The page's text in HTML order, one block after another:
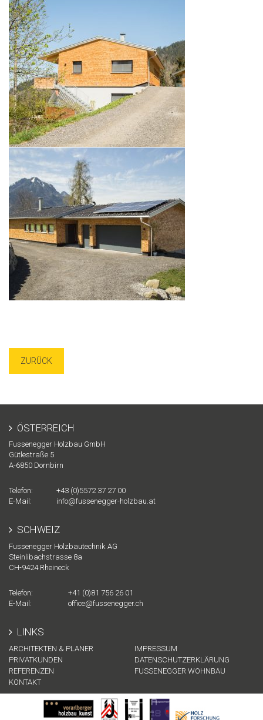
ZURÜCK
ÖSTERREICH
Fussenegger Holzbau GmbH
Gütlestraße 5
A-6850 Dornbirn
Telefon:
+43 (0)5572 37 27 00
E-Mail:
info@fussenegger-holzbau.at
SCHWEIZ
Fussenegger Holzbautechnik AG
Steinlibachstrasse 8a
CH-9424 Rheineck
Telefon:
+41 (0)81 756 26 01
E-Mail:
office@fussenegger.ch
LINKS
ARCHITEKTEN & PLANER
PRIVATKUNDEN
REFERENZEN
KONTAKT
IMPRESSUM
DATENSCHUTZERKLÄRUNG
FUSSENEGGER WOHNBAU